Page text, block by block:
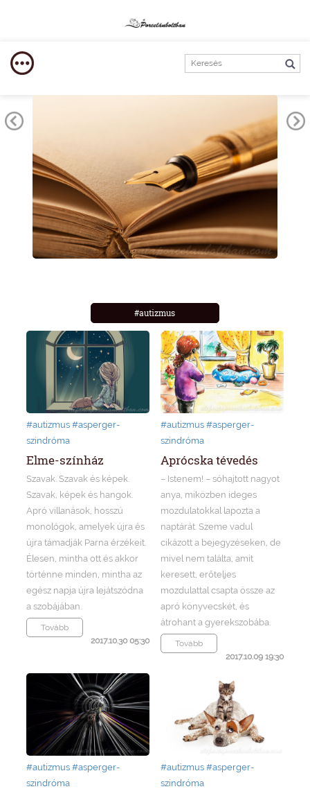
#autizmus
#autizmus #asperger-
szindróma
Elme-színház
Szavak. Szavak és képek.
Szavak, képek és hangok.
Apró villanások, hosszú
monológok, amelyek újra és
újra támadják Parna érzékeit.
Élesen, mintha ott és akkor
történne minden, mintha az
egész napja újra lejátszódna
a szobájában.
Tovább
2017.10.30 05:30
#autizmus #asperger-
szindróma
Aprócska tévedés
– Istenem! – sóhajtott nagyot
anya, miközben ideges
mozdulatokkal lapozta a
naptárát. Szeme vadul
cikázott a bejegyzéseken, de
mivel nem találta, amit
keresett, erőteljes
mozdulattal csapta össze az
apró könyvecskét, és
átrohant a gyerekszobába.
Tovább
2017.10.09 19:30
#autizmus #asperger-
szindróma
#autizmus #asperger-
szindróma